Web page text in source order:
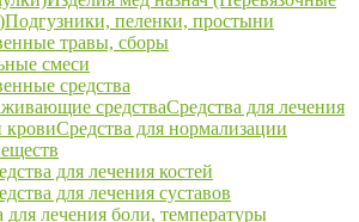
Подгузники, пеленки, простыни
травы, сборы
смеси
средства
средстваСредства для лечения
кровиСредства для нормализации
для лечения костей
для лечения суставов
для лечения боли, температуры